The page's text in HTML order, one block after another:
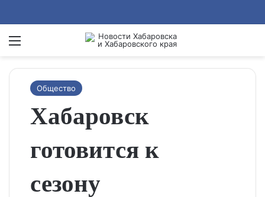
Menu
Общество
Хабаровск
готовится к
сезону